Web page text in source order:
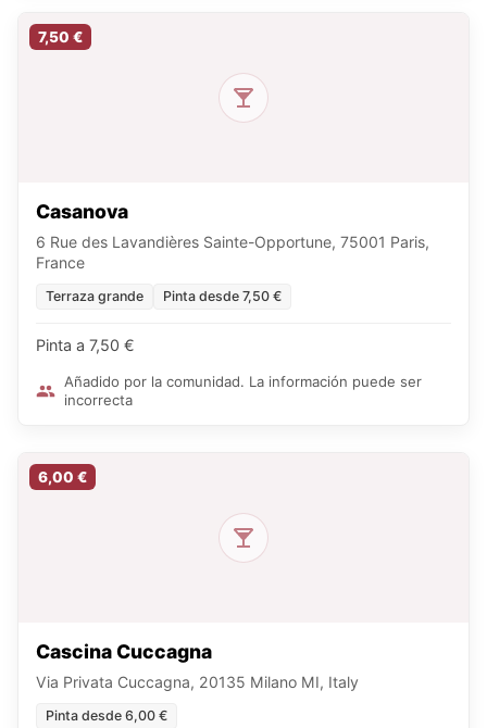
7,50 €
Casanova
6 Rue des Lavandières Sainte-Opportune, 75001 Paris,
France
Terraza grande Pinta desde 7,50 €
Pinta a 7,50 €
Añadido por la comunidad. La información puede ser
incorrecta
6,00 €
Cascina Cuccagna
Via Privata Cuccagna, 20135 Milano MI, Italy
Pinta desde 6,00 €